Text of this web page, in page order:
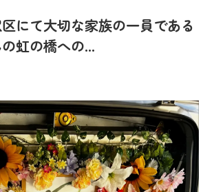
にて大切な家族の一員である
虹の橋への...